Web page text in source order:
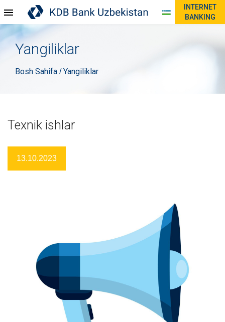
INTERNET
BANKING
Yangiliklar
Bosh Sahifa /Yangiliklar
Texnik ishlar
13.10.2023